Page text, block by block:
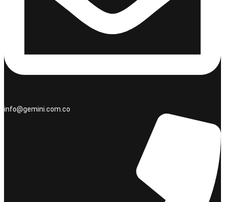
info@gemini.com.co